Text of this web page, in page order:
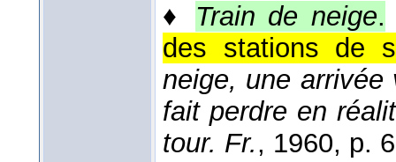
♦ Train de neige.
des stations de
neige, une
fait perdre en
tour. Fr., 1960, p.